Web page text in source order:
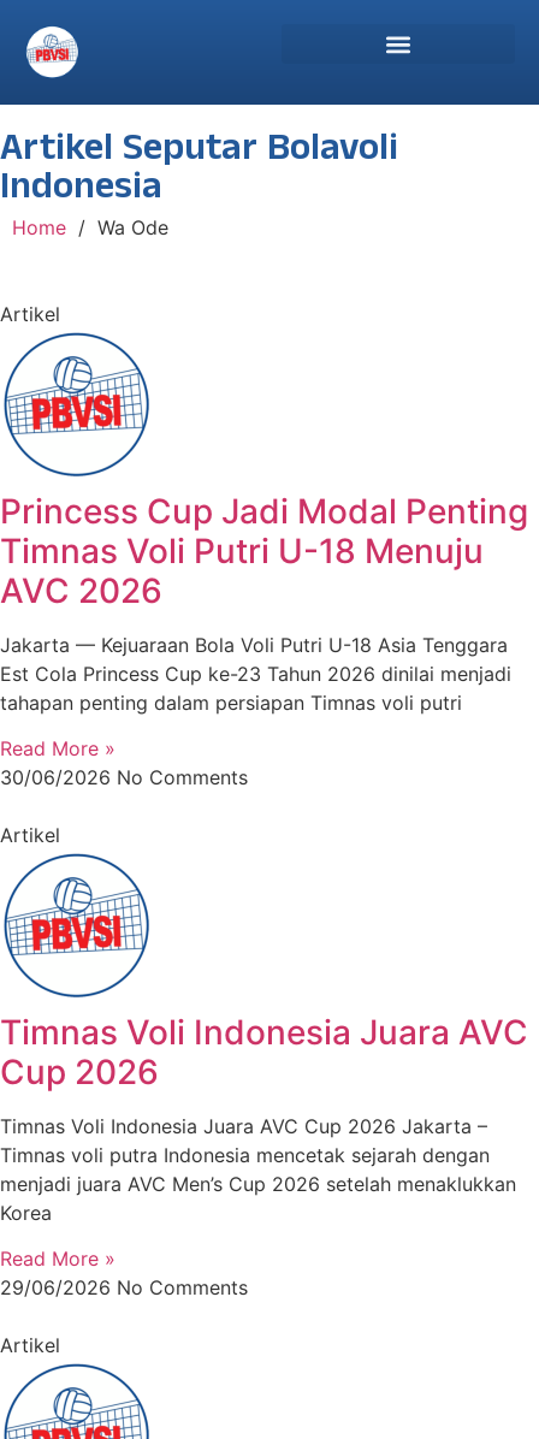
Artikel Seputar Bolavoli
Indonesia
Home / Wa Ode
Artikel
Princess Cup Jadi Modal Penting
Timnas Voli Putri U-18 Menuju
AVC 2026
Jakarta — Kejuaraan Bola Voli Putri U-18 Asia Tenggara
Est Cola Princess Cup ke-23 Tahun 2026 dinilai menjadi
tahapan penting dalam persiapan Timnas voli putri
Read More »
30/06/2026 No Comments
Artikel
Timnas Voli Indonesia Juara AVC
Cup 2026
Timnas Voli Indonesia Juara AVC Cup 2026 Jakarta –
Timnas voli putra Indonesia mencetak sejarah dengan
menjadi juara AVC Men’s Cup 2026 setelah menaklukkan
Korea
Read More »
29/06/2026 No Comments
Artikel